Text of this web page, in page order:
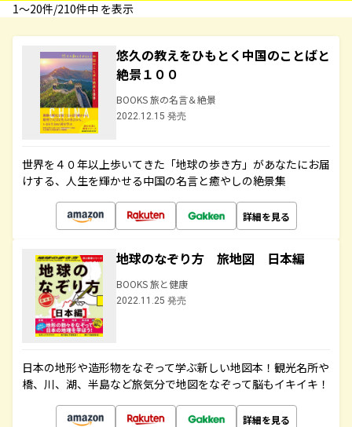
1〜20件/210件中 を表示
悠久の教えをひもとく中国のことばと
絶景１００
BOOKS 旅の名言＆絶景
2022.12.15 発売
世界を４０年以上歩いてきた「地球の歩き方」があなたにお届
けする、人生を輝かせる中国の名言と癒やしの絶景集
詳細を見る
地球のなぞり方 旅地図 日本編
BOOKS 旅と健康
2022.11.25 発売
日本の地形や造形物をなぞって学ぶ新しい地図本！観光名所や
橋、川、湖、半島など旅気分で地図をなぞって脳もイキイキ！
詳細を見る